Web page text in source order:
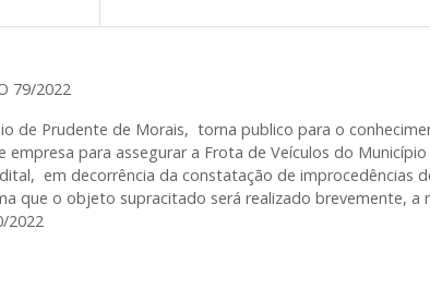
79/2022
de Prudente de Morais, torna publico para o
para assegurar a Frota de Veículos do
em decorrência da constatação de improcedências
que o objeto supracitado será realizado brevemente,
2022